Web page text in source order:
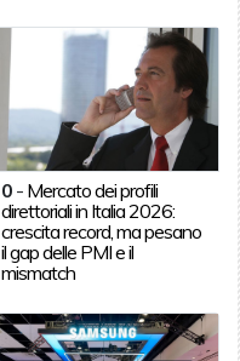
0 - Mercato dei profili
direttoriali in Italia 2026:
crescita record, ma pesano
il gap delle PMI e il
mismatch